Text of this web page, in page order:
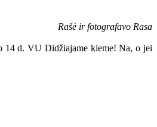
Rašė ir fotografavo Rasa
14 d. VU Didžiajame kieme! Na, o jei